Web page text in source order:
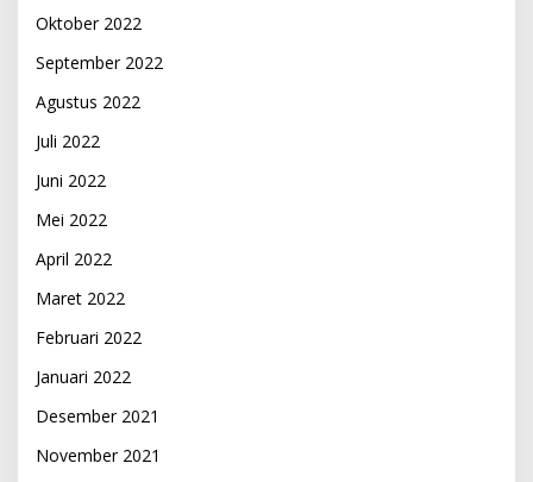
Oktober 2022
September 2022
Agustus 2022
Juli 2022
Juni 2022
Mei 2022
April 2022
Maret 2022
Februari 2022
Januari 2022
Desember 2021
November 2021